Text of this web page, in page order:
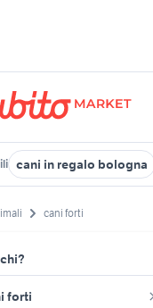
cani in regalo bologna
cani forti